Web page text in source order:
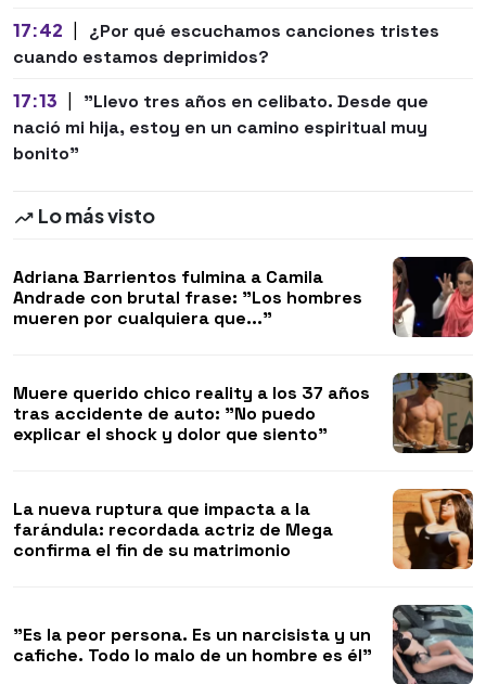
17:42
¿Por qué escuchamos canciones tristes
cuando estamos deprimidos?
17:13
"Llevo tres años en celibato. Desde que
nació mi hija, estoy en un camino espiritual muy
bonito"
Lo más visto
Adriana Barrientos fulmina a Camila
Andrade con brutal frase: "Los hombres
mueren por cualquiera que..."
Muere querido chico reality a los 37 años
tras accidente de auto: "No puedo
explicar el shock y dolor que siento"
La nueva ruptura que impacta a la
farándula: recordada actriz de Mega
confirma el fin de su matrimonio
"Es la peor persona. Es un narcisista y un
cafiche. Todo lo malo de un hombre es él"